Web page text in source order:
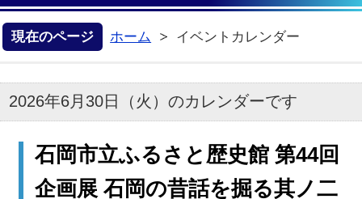
現在のページ ホーム イベントカレンダー
2026年6月30日（火）のカレンダーです
石岡市立ふるさと歴史館 第44回
企画展 石岡の昔話を掘る其ノ二